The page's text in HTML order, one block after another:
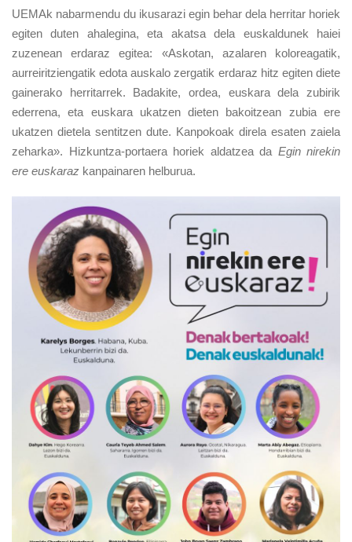
UEMAk nabarmendu du ikusarazi egin behar dela herritar horiek
egiten duten ahalegina, eta akatsa dela euskaldunek haiei
zuzenean erdaraz egitea: «Askotan, azalaren koloreagatik,
aurreiritziengatik edota auskalo zergatik erdaraz hitz egiten diete
gainerako herritarrek. Badakite, ordea, euskara dela zubirik
ederrena, eta euskara ukatzen dieten bakoitzean zubia ere
ukatzen dietela sentitzen dute. Kanpokoak direla esaten zaiela
zeharka». Hizkuntza-portaera horiek aldatzea da Egin nirekin
ere euskaraz kanpainaren helburua.